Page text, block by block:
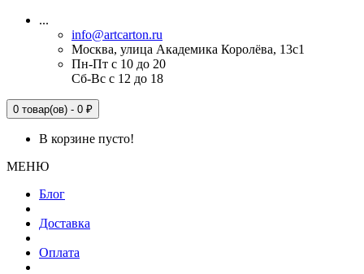
...
info@artcarton.ru
Москва, улица Академика Королёва, 13с1
Пн-Пт с 10 до 20
Сб-Вс с 12 до 18
0 товар(ов) - 0 ₽
В корзине пусто!
МЕНЮ
Блог
Доставка
Оплата